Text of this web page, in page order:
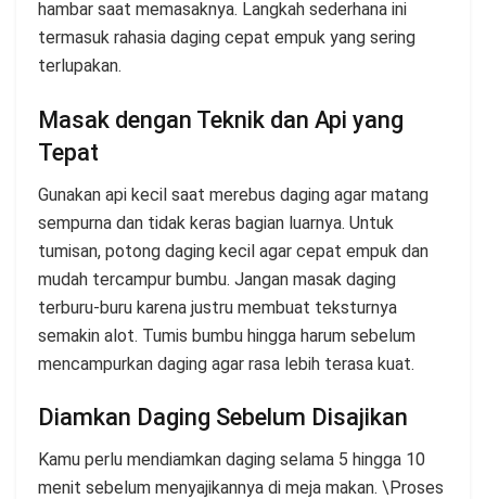
hambar saat memasaknya. Langkah sederhana ini
termasuk rahasia daging cepat empuk yang sering
terlupakan.
Masak dengan Teknik dan Api yang
Tepat
Gunakan api kecil saat merebus daging agar matang
sempurna dan tidak keras bagian luarnya. Untuk
tumisan, potong daging kecil agar cepat empuk dan
mudah tercampur bumbu. Jangan masak daging
terburu-buru karena justru membuat teksturnya
semakin alot. Tumis bumbu hingga harum sebelum
mencampurkan daging agar rasa lebih terasa kuat.
Diamkan Daging Sebelum Disajikan
Kamu perlu mendiamkan daging selama 5 hingga 10
menit sebelum menyajikannya di meja makan. \Proses